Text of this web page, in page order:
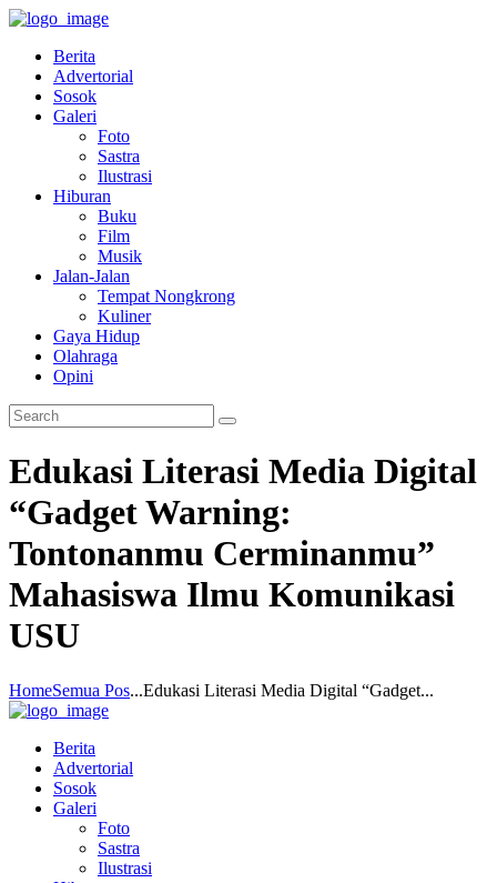
Berita
Advertorial
Sosok
Galeri
Foto
Sastra
Ilustrasi
Hiburan
Buku
Film
Musik
Jalan-Jalan
Tempat Nongkrong
Kuliner
Gaya Hidup
Olahraga
Opini
Edukasi Literasi Media Digital
“Gadget Warning:
Tontonanmu Cerminanmu”
Mahasiswa Ilmu Komunikasi
USU
HomeSemua Pos...Edukasi Literasi Media Digital “Gadget...
Berita
Advertorial
Sosok
Galeri
Foto
Sastra
Ilustrasi